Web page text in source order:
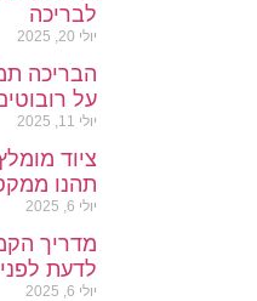
לבריכה
יולי 20, 2025
הבריכה
על
יולי 11, 2025
ציוד
תהנו
יולי 6, 2025
מדריך
לדעת
יולי 6, 2025